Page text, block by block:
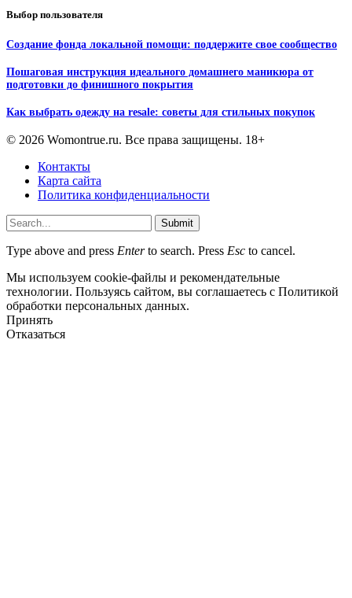
Выбор пользователя
Создание фонда локальной помощи: поддержите свое сообщество
Пошаговая инструкция идеального домашнего маникюра от
подготовки до финишного покрытия
Как выбрать одежду на resale: советы для стильных покупок
© 2026 Womontrue.ru. Все права защищены. 18+
Контакты
Карта сайта
Политика конфиденциальности
Submit
Type above and press Enterto search. Press Esc to cancel.
Мы используем cookie-файлы и рекомендательные
технологии. Пользуясь сайтом, вы соглашаетесь с Политикой
обработки персональных данных.
Принять
Отказаться